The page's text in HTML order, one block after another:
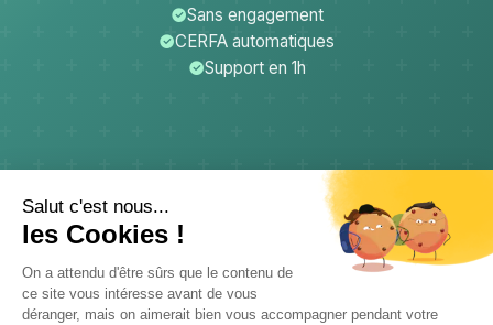
Sans engagement
CERFA automatiques
Support en 1h
CerfApp
DonateursMentions légalesConfidentialité